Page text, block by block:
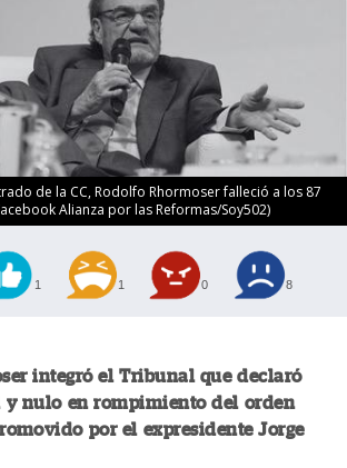
de la CC, Rodolfo Rhormoser falleció a los 87
Alianza por las Reformas/Soy502)
1 1 0 8
integró el Tribunal que declaró
nulo en rompimiento del orden
por el expresidente Jorge